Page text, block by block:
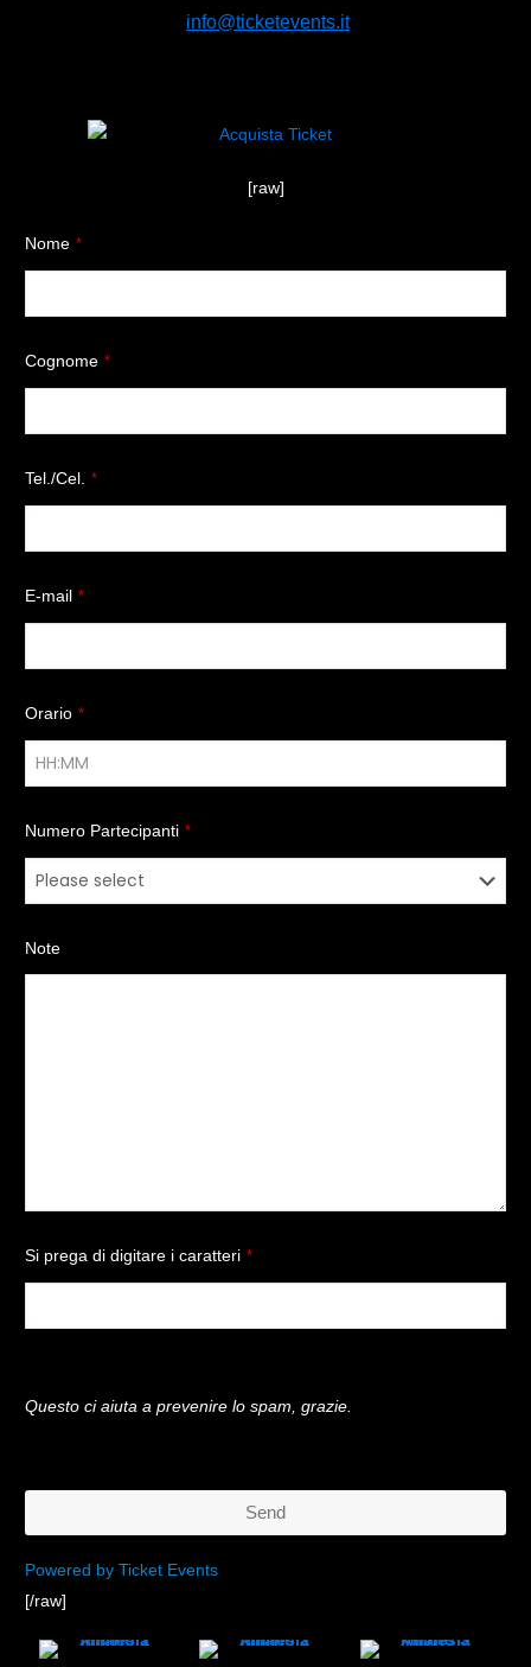
info@ticketevents.it
[raw]
Nome *
Cognome *
Tel./Cel. *
E-mail *
Orario *
Numero Partecipanti *
Note
Si prega di digitare i caratteri *
Questo ci aiuta a prevenire lo spam, grazie.
Send
This
field
should
Powered by Ticket Events
[/raw]